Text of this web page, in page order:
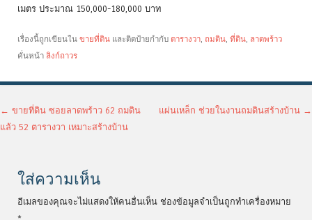
เมตร ประมาณ 150,000-180,000 บาท
เรื่องนี้ถูกเขียนใน ขายที่ดิน และติดป้ายกำกับ ตารางวา, ถมดิน, ที่ดิน, ลาดพร้าว
คั่นหน้า ลิงก์ถาวร
เมนูนำทางเรื่อง
← ขายที่ดิน ซอยลาดพร้าว 62 ถมดิน
แล้ว 52 ตารางวา เหมาะสร้างบ้าน
แผ่นเหล็ก ช่วยในงานถมดินสร้างบ้าน →
ใส่ความเห็น
อีเมลของคุณจะไม่แสดงให้คนอื่นเห็น ช่องข้อมูลจำเป็นถูกทำเครื่องหมาย